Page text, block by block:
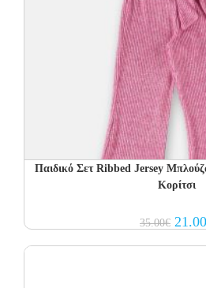
Παιδικό Σετ Ribbed Jersey
Κορίτσι
35.00€
price
21.00